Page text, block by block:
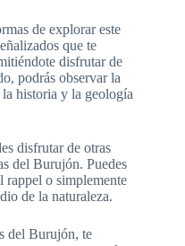
de explorar este
que te
disfrutar de
podrás observar la
historia y la geología
disfrutar de otras
del Burujón. Puedes
rappel o simplemente
de la naturaleza.
del Burujón, te